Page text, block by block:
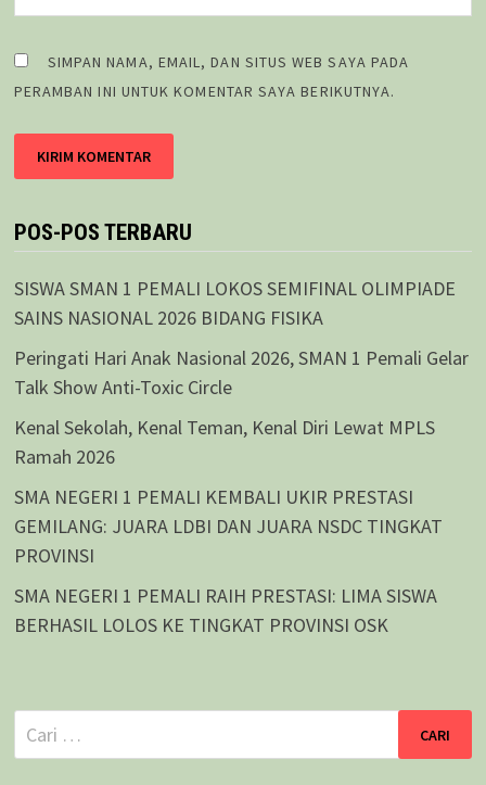
SIMPAN NAMA, EMAIL, DAN SITUS WEB SAYA PADA
PERAMBAN INI UNTUK KOMENTAR SAYA BERIKUTNYA.
POS-POS TERBARU
SISWA SMAN 1 PEMALI LOKOS SEMIFINAL OLIMPIADE
SAINS NASIONAL 2026 BIDANG FISIKA
Peringati Hari Anak Nasional 2026, SMAN 1 Pemali Gelar
Talk Show Anti-Toxic Circle
Kenal Sekolah, Kenal Teman, Kenal Diri Lewat MPLS
Ramah 2026
SMA NEGERI 1 PEMALI KEMBALI UKIR PRESTASI
GEMILANG: JUARA LDBI DAN JUARA NSDC TINGKAT
PROVINSI
SMA NEGERI 1 PEMALI RAIH PRESTASI: LIMA SISWA
BERHASIL LOLOS KE TINGKAT PROVINSI OSK
Cari
untuk: